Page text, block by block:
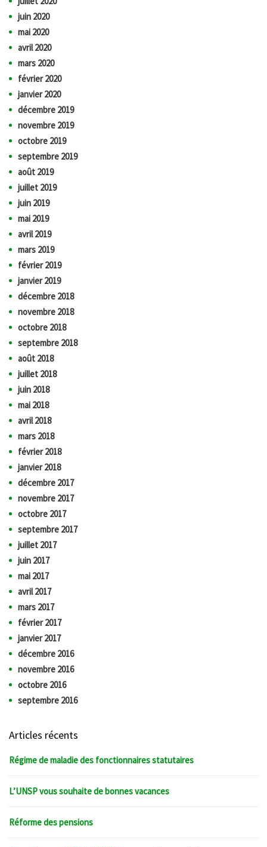
juin 2020
mai 2020
avril 2020
mars 2020
février 2020
janvier 2020
décembre 2019
novembre 2019
octobre 2019
septembre 2019
août 2019
juillet 2019
juin 2019
mai 2019
avril 2019
mars 2019
février 2019
janvier 2019
décembre 2018
novembre 2018
octobre 2018
septembre 2018
août 2018
juillet 2018
juin 2018
mai 2018
avril 2018
mars 2018
février 2018
janvier 2018
décembre 2017
novembre 2017
octobre 2017
septembre 2017
juillet 2017
juin 2017
mai 2017
avril 2017
mars 2017
février 2017
janvier 2017
décembre 2016
novembre 2016
octobre 2016
septembre 2016
Articles récents
Régime de maladie des fonctionnaires statutaires
L’UNSP vous souhaite de bonnes vacances
Réforme des pensions